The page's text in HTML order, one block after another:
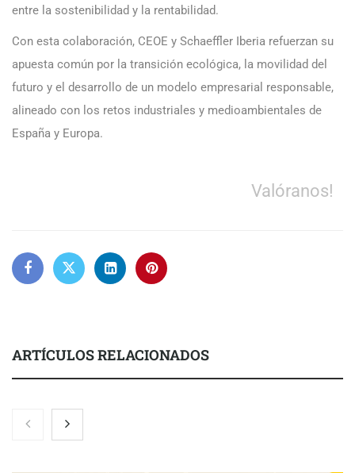
entre la sostenibilidad y la rentabilidad.
Con esta colaboración, CEOE y Schaeffler Iberia refuerzan su
apuesta común por la transición ecológica, la movilidad del
futuro y el desarrollo de un modelo empresarial responsable,
alineado con los retos industriales y medioambientales de
España y Europa.
Valóranos!
ARTÍCULOS RELACIONADOS
Nicols presenta seis modelos de anillos de compromiso para el
eclipse solar del 12 de agosto